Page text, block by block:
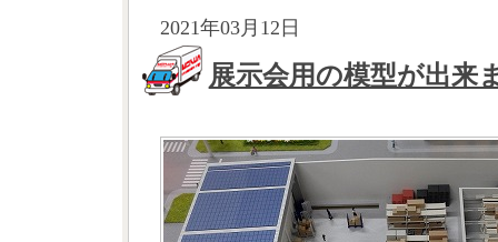
2021年03月12日
展示会用の模型が出来